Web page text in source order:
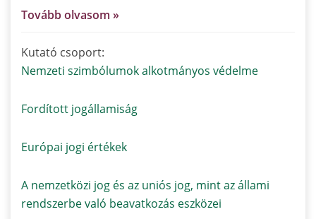
Tovább olvasom »
Kutató csoport:
Nemzeti szimbólumok alkotmányos védelme
Fordított jogállamiság
Európai jogi értékek
A nemzetközi jog és az uniós jog, mint az állami
rendszerbe való beavatkozás eszközei